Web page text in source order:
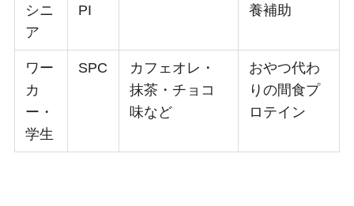
シニ
ア
PI
養補助
ワー
カ
ー・
学生
SPC
カフェオレ・
抹茶・チョコ
味など
おやつ代わ
りの間食プ
ロテイン